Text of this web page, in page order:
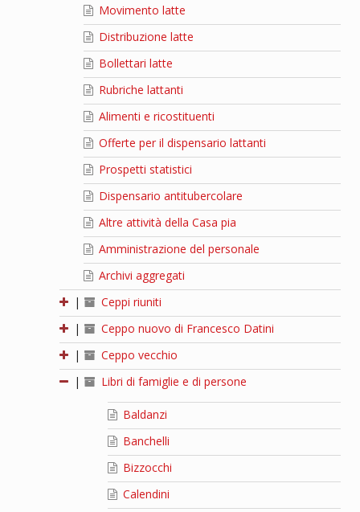
Movimento latte
Distribuzione latte
Bollettari latte
Rubriche lattanti
Alimenti e ricostituenti
Offerte per il dispensario lattanti
Prospetti statistici
Dispensario antitubercolare
Altre attività della Casa pia
Amministrazione del personale
Archivi aggregati
|
Ceppi riuniti
|
Ceppo nuovo di Francesco Datini
|
Ceppo vecchio
|
Libri di famiglie e di persone
Baldanzi
Banchelli
Bizzocchi
Calendini